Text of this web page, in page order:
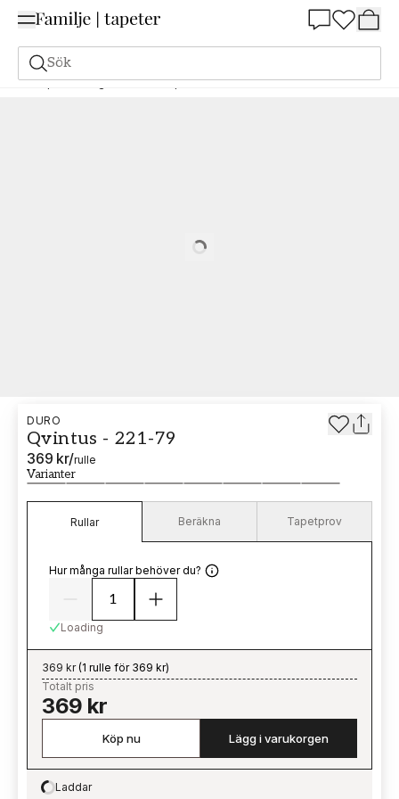
Sök
Tapeter Färgskala Gula tapeter Qvintus - 221-79
DURO
Qvintus - 221-79
369 kr/rulle
Varianter
Rullar Beräkna Tapetprov
Hur många rullar behöver du?
Loading
369 kr(1 rulle för 369 kr)
Totalt pris
369 kr
Köp nu Lägg i varukorgen
Laddar